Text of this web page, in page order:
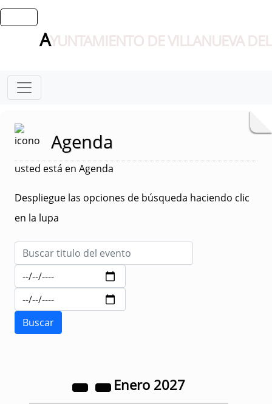
AYUNTAMIENTO DE VILLANUEVA
Agenda
usted está en Agenda
Despliegue las opciones de búsqueda haciendo clic
en la lupa
Enero 2027